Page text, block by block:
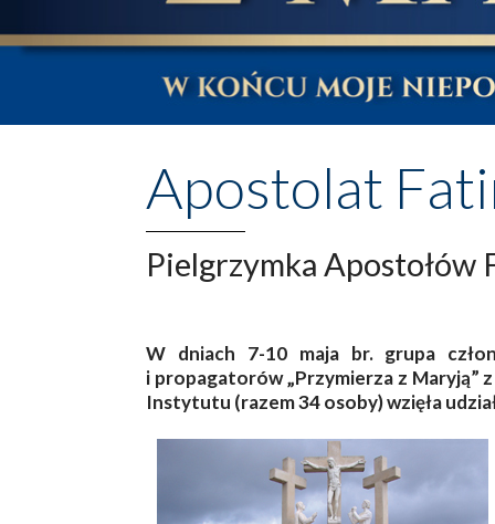
Apostolat
Pielgrzymka Apostołów
W dniach 7-10 maja br. grupa
i propagatorów „Przymierza z Maryją”
Instytutu (razem 34 osoby) wzięła